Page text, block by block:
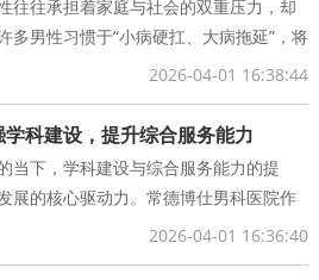
往往承担着家庭与社会的双重压力，却
多男性习惯于“小病硬扛、大病拖延”，将
2026-04-01 16:38:44
科建设，提升综合服务能力
当下，学科建设与综合服务能力的提
展的核心驱动力。常德博仕男科医院作
批准成立的现代化专科2026-04-01 16:36:40